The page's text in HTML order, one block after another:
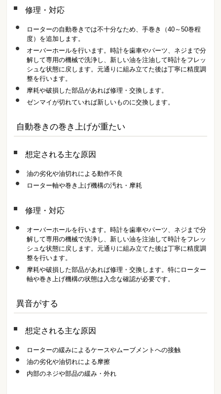
修理・対応
ローターの自動巻きでは不十分なため、手巻き（40～50巻程
度）を追加します。
オーバーホールを行います。時計を歯車やパーツ、ネジまで分
解して専用の機械で洗浄し、新しい油を注油して時計をフレッ
シュな状態に戻します。元通りに組み立てた後は丁寧に精度調
整を行います。
摩耗や破損した部品があれば修理・交換します。
ゼンマイが切れていれば新しいものに交換します。
自動巻きの巻き上げが重たい
想定される主な原因
油の劣化や油切れによる動作不良
ローター軸や巻き上げ機構の汚れ・摩耗
修理・対応
オーバーホールを行います。時計を歯車やパーツ、ネジまで分
解して専用の機械で洗浄し、新しい油を注油して時計をフレッ
シュな状態に戻します。元通りに組み立てた後は丁寧に精度調
整を行います。
摩耗や破損した部品があれば修理・交換します。特にローター
軸や巻き上げ機構の状態は入念な確認が必要です。
異音がする
想定される主な原因
ローターの緩みによるケースやムーブメントへの接触
油の劣化や油切れによる摩擦
内部のネジや部品の緩み・外れ